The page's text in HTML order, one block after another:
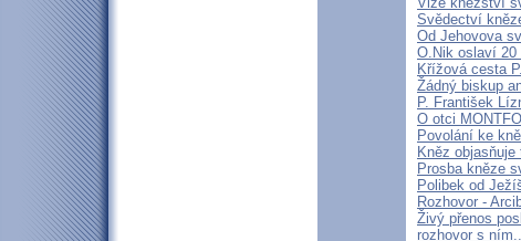
Svědectví
Od Jehovova
O.Nik oslaví
Křížová cesta
Žádný biskup
P. František
O otci
Povolání ke
Kněz
Prosba kněze
Polibek od
Rozhovor -
Živý přenos
rozhovor s